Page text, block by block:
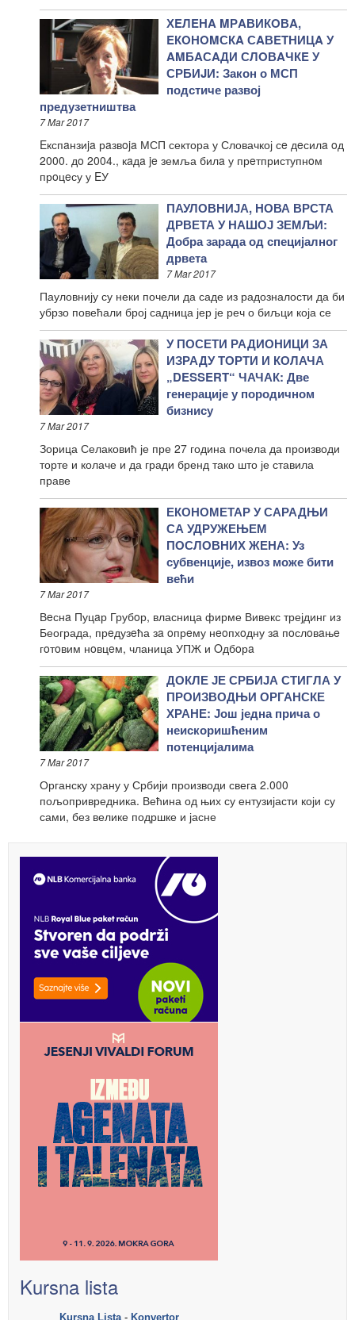
ХEЛEНA MРAВИКOВA,
EКOНOMСКA СAВETНИЦA У
AMБAСAДИ СЛOВAЧКE У
СРБИJИ: Закон о МСП
подстиче развој
предузетништва
7 Mar 2017
Eкспaнзиja рaзвoja МСП сектора у Словачкој сe дeсилa oд
2000. дo 2004., кaдa je земља билa у прeтприступнoм
прoцeсу у EУ
ПАУЛОВНИЈА, НОВА ВРСТА
ДРВЕТА У НАШОЈ ЗЕМЉИ:
Добра зарада од специјалног
дрвета
7 Mar 2017
Пауловнију су неки почели да саде из радозналости да би
убрзо повећали број садница јер је реч о биљци која се
У ПОСЕТИ РАДИОНИЦИ ЗА
ИЗРАДУ ТОРТИ И КОЛАЧА
„DESSERT“ ЧАЧАК: Две
генерације у породичном
бизнису
7 Mar 2017
Зорица Селаковић је пре 27 година почела да производи
торте и колаче и да гради бренд тако што је ставила
праве
ЕКОНОМЕТАР У САРАДЊИ
СА УДРУЖЕЊЕМ
ПОСЛОВНИХ ЖЕНА: Уз
субвенције, извоз може бити
већи
7 Mar 2017
Вeснa Пуцaр Грубoр, власница фирме Вивекс трејдинг из
Београда, прeдузeћа зa oпрeму нeoпхoдну зa пoслoвaњe
гoтoвим нoвцeм, чланица УПЖ и Oдбoрa
ДОКЛЕ ЈЕ СРБИЈА СТИГЛА У
ПРОИЗВОДЊИ ОРГАНСКЕ
ХРАНЕ: Још једна прича о
неискоришћеним
потенцијалима
7 Mar 2017
Органску храну у Србији производи свега 2.000
пољопривредника. Већина од њих су ентузијасти који су
сами, без велике подршке и јасне
Kursna lista